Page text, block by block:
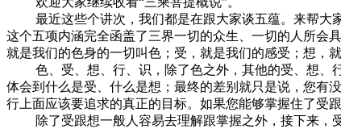
最近这些个讲次，我们都是在跟大家谈五蕴。来帮大家
这个五项内涵完全函盖了三界一切的众生、一切的人所会
就是我们的色身的一切叫色；受，就是我们的感受；想，
色、受、想、行、识，除了色之外，其他的受、想、行
体会到什么是受、什么是想；最终的差别就只是说，您有
行上面应该要追求的真正的目标。如果您能够掌握住了受
除了受跟想一般人容易去理解跟掌握之外，接下来，受